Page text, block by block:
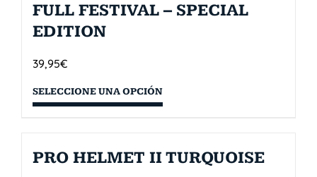
FULL FESTIVAL – SPECIAL
EDITION
39,95€
SELECCIONE UNA OPCIÓN
PRO HELMET II TURQUOISE